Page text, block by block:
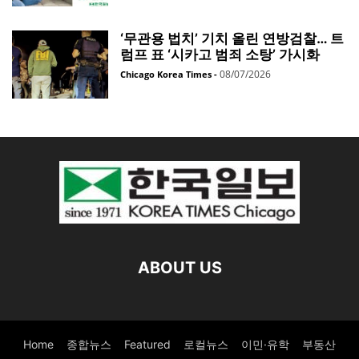
‘무관용 법치’ 기치 올린 연방검찰… 트
럼프 표 ‘시카고 범죄 소탕’ 가시화
Chicago Korea Times - 08/07/2026
ABOUT US
Home 종합뉴스 Featured 로컬뉴스 이민·유학 부동산